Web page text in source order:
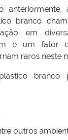
branco
em
é um fator
raros neste
branco
outros